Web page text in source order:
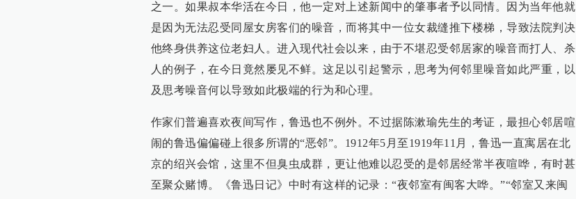
之一。如果叔本华活在今日，他一定对上述新闻中的肇事者予以同情。因为当年他就
是因为无法忍受同屋女房客们的噪音，而将其中一位女裁缝推下楼梯，导致法院判决
他终身供养这位老妇人。进入现代社会以来，由于不堪忍受邻居家的噪音而打人、杀
人的例子，在今日竟然屡见不鲜。这足以引起警示，思考为何邻里噪音如此严重，以
及思考噪音何以导致如此极端的行为和心理。
作家们普遍喜欢夜间写作，鲁迅也不例外。不过据陈漱瑜先生的考证，最担心邻居喧
闹的鲁迅偏偏碰上很多所谓的“恶邻”。1912年5月至1919年11月，鲁迅一直寓居在北
京的绍兴会馆，这里不但臭虫成群，更让他难以忍受的是邻居经常半夜喧哗，有时甚
至聚众赌博。《鲁迅日记》中时有这样的记录：“夜邻室有闽客大哗。”“邻室又来闽